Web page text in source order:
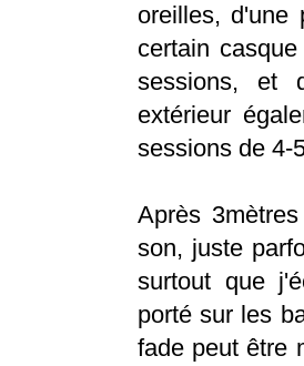
oreilles, d'une
certain
sessions, et
extérieur
sessions de 4-
Après
son, juste
surtout que
porté sur les
fade peut être